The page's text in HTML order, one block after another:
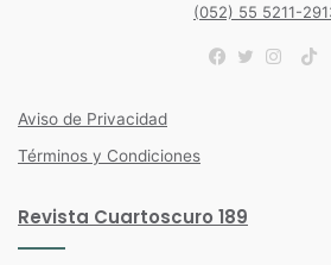
(052) 55 5211-
Aviso de Privacidad
Términos y Condiciones
Revista Cuartoscuro 189